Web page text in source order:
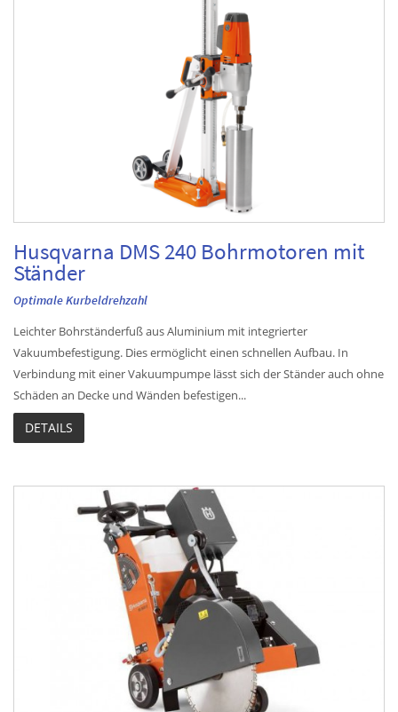
Husqvarna DMS 240 Bohrmotoren mit
Ständer
Optimale Kurbeldrehzahl
Leichter Bohrständerfuß aus Aluminium mit integrierter
Vakuumbefestigung. Dies ermöglicht einen schnellen Aufbau. In
Verbindung mit einer Vakuumpumpe lässt sich der Ständer auch ohne
Schäden an Decke und Wänden befestigen...
DETAILS